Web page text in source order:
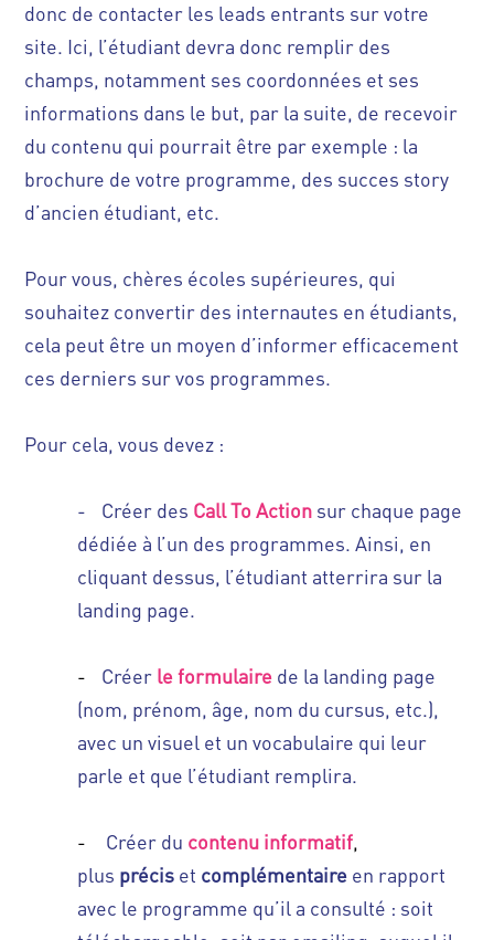
donc de contacter les leads entrants sur votre
site. Ici, l’étudiant devra donc remplir des
champs, notamment ses coordonnées et ses
informations dans le but, par la suite, de recevoir
du contenu qui pourrait être par exemple : la
brochure de votre programme, des succes story
d’ancien étudiant, etc.
Pour vous, chères écoles supérieures, qui
souhaitez convertir des internautes en étudiants,
cela peut être un moyen d’informer efficacement
ces derniers sur vos programmes.
Pour cela, vous devez :
- Créer des Call To Action sur chaque page
dédiée à l’un des programmes. Ainsi, en
cliquant dessus, l’étudiant atterrira sur la
landing page.
- Créer le formulaire de la landing page
(nom, prénom, âge, nom du cursus, etc.),
avec un visuel et un vocabulaire qui leur
parle et que l’étudiant remplira.
- Créer du contenu informatif,
plus précis et complémentaire en rapport
avec le programme qu’il a consulté : soit